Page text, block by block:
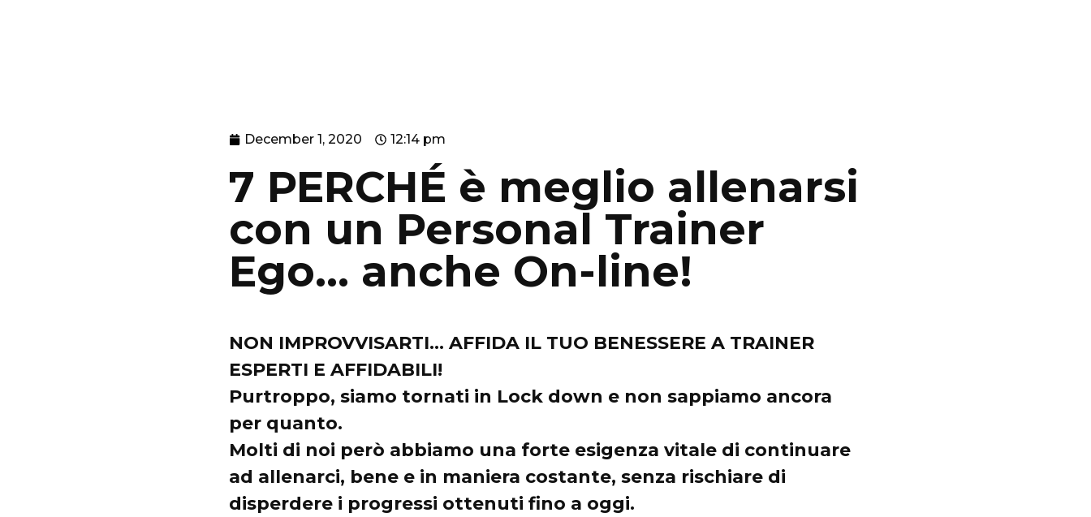
December 1, 2020 12:14 pm
7 PERCHÉ è meglio allenarsi
con un Personal Trainer
Ego… anche On-line!
NON IMPROVVISARTI… AFFIDA IL TUO BENESSERE A TRAINER
ESPERTI E AFFIDABILI!
Purtroppo, siamo tornati in Lock down e non sappiamo ancora
per quanto.
Molti di noi però abbiamo una forte esigenza vitale di continuare
ad allenarci, bene e in maniera costante, senza rischiare di
disperdere i progressi ottenuti fino a oggi.